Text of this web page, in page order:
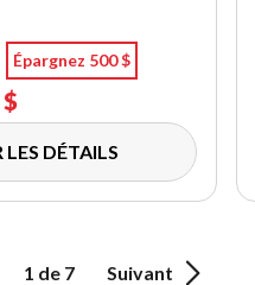
Épargnez 500 $
LES DÉTAILS
1 de 7 Suivant